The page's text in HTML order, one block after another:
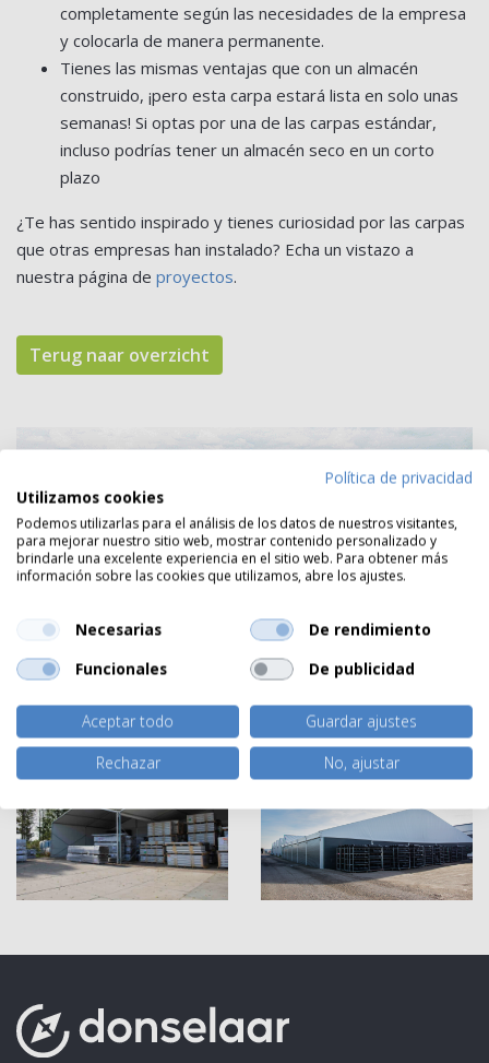
completamente según las necesidades de la empresa
y colocarla de manera permanente.
Tienes las mismas ventajas que con un almacén
construido, ¡pero esta carpa estará lista en solo unas
semanas! Si optas por una de las carpas estándar,
incluso podrías tener un almacén seco en un corto
plazo
¿Te has sentido inspirado y tienes curiosidad por las carpas
que otras empresas han instalado? Echa un vistazo a
nuestra página de proyectos.
Terug naar overzicht
Política de privacidad
Utilizamos cookies
Podemos utilizarlas para el análisis de los datos de nuestros visitantes,
para mejorar nuestro sitio web, mostrar contenido personalizado y
brindarle una excelente experiencia en el sitio web. Para obtener más
información sobre las cookies que utilizamos, abre los ajustes.
Necesarias
De rendimiento
Funcionales
De publicidad
Aceptar todo
Guardar ajustes
Rechazar
No, ajustar